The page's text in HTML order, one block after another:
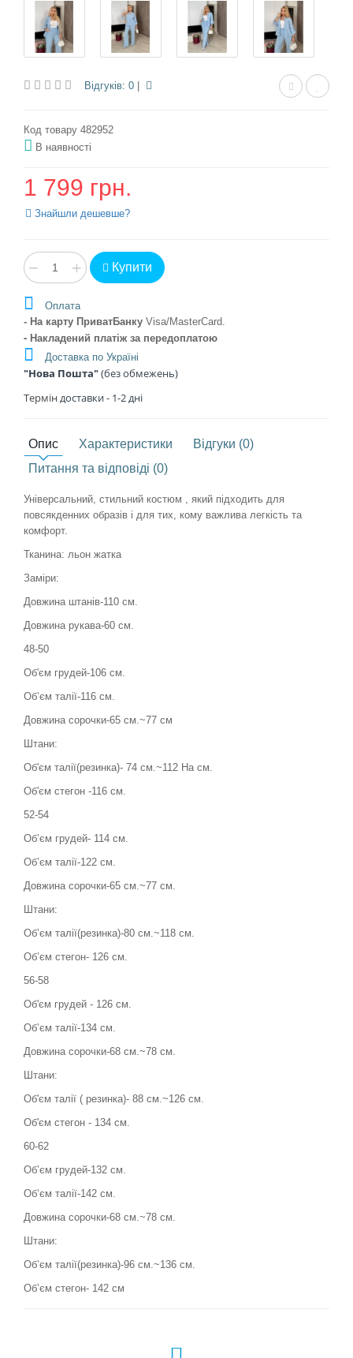
Відгуків: 0
Код товару 482952
В наявності
1 799 грн.
Знайшли дешевше?
− + Купити
Оплата
- На карту ПриватБанку Visa/MasterCard.
- Накладений платіж за передоплатою
Доставка по Україні
"Нова Пошта"(без обмежень)
Терміндоставки - 1-2 дні
Опис Характеристики
Відгуки (0)
Питання та відповіді (0)
Універсальний, стильний костюм , який підходить для
повсякденних образів і для тих, кому важлива легкість та
комфорт.
Тканина: льон жатка
Заміри:
Довжина штанів-110 см.
Довжина рукава-60 см.
48-50
Об'єм грудей-106 см.
Обʼєм талії-116 см.
Довжина сорочки-65 см.~77 см
Штани:
Об'єм талії(резинка)- 74 см.~112 На см.
Об'єм стегон -116 см.
52-54
Об’єм грудей- 114 см.
Обʼєм талії-122 см.
Довжина сорочки-65 см.~77 см.
Штани:
Об’єм талії(резинка)-80 см.~118 см.
Об’єм стегон- 126 см.
56-58
Об'єм грудей - 126 см.
Обʼєм талії-134 см.
Довжина сорочки-68 см.~78 см.
Штани:
Об'єм талії ( резинка)- 88 см.~126 см.
Об'єм стегон - 134 см.
60-62
Обʼєм грудей-132 см.
Обʼєм талії-142 см.
Довжина сорочки-68 см.~78 см.
Штани:
Обʼєм талії(резинка)-96 см.~136 см.
Обʼєм стегон- 142 см